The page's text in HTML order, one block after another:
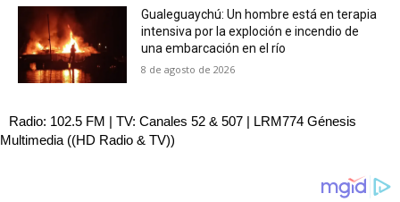
Gualeguaychú: Un hombre está en terapia
intensiva por la exploción e incendio de
una embarcación en el río
8 de agosto de 2026
Radio: 102.5 FM | TV: Canales 52 & 507 | LRM774 Génesis
Multimedia ((HD Radio & TV))